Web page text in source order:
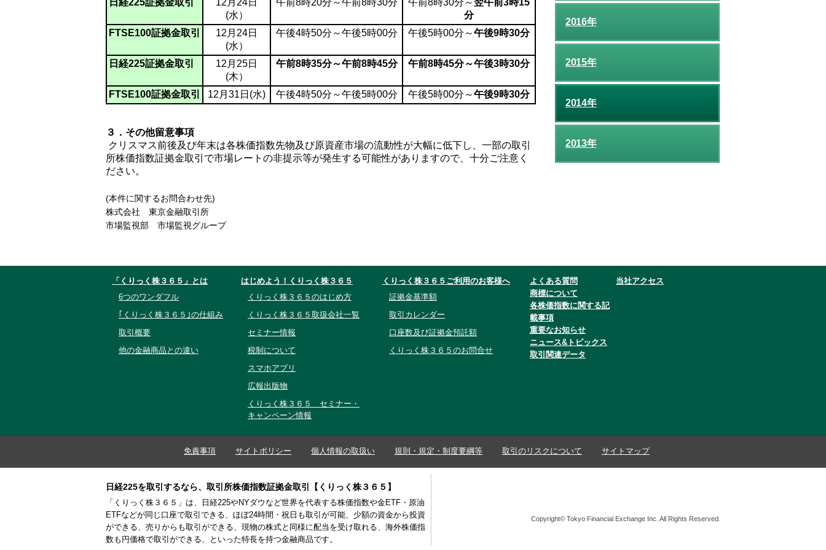
日経225証拠金取引
12月24日
(水）
午前8時20分～午前8時30分 午前8時30分～翌午前3時15
分
FTSE100証拠金取引
12月24日
(水）
午後4時50分～午後5時00分 午後5時00分～午後9時30分
日経225証拠金取引
12月25日
(木）
午前8時35分～午前8時45分 午前8時45分～午後3時30分
FTSE100証拠金取引 12月31日(水) 午後4時50分～午後5時00分 午後5時00分～午後9時30分
３．その他留意事項
クリスマス前後及び年末は各株価指数先物及び原資産市場の流動性が大幅に低下し、一部の取引
所株価指数証拠金取引で市場レートの非提示等が発生する可能性がありますので、十分ご注意く
ださい。
(本件に関するお問合わせ先)
株式会社 東京金融取引所
市場監視部 市場監視グループ
2016年
2015年
2014年
2013年
「くりっく株３６５」とは
6つのワンダフル
｢くりっく株３６５｣の仕組み
取引概要
他の金融商品との違い
はじめよう！くりっく株３６５
くりっく株３６５のはじめ方
くりっく株３６５取扱会社一覧
セミナー情報
税制について
スマホアプリ
広報出版物
くりっく株３６５ セミナー・
キャンペーン情報
くりっく株３６５ご利用のお客様へ
証拠金基準額
取引カレンダー
口座数及び証拠金預託額
くりっく株３６５のお問合せ
よくある質問
商標について
各株価指数に関する記
載事項
重要なお知らせ
ニュース&トピックス
取引関連データ
当社アクセス
免責事項 サイトポリシー 個人情報の取扱い 規則・規定・制度要綱等 取引のリスクについて サイトマップ
日経225を取引するなら、取引所株価指数証拠金取引【くりっく株３６５】
「くりっく株３６５」は、日経225やNYダウなど世界を代表する株価指数や金ETF・原油
ETFなどが同じ口座で取引できる、ほぼ24時間・祝日も取引が可能、少額の資金から投資
ができる、売りからも取引ができる、現物の株式と同様に配当を受け取れる、海外株価指
数も円価格で取引ができる、といった特長を持つ金融商品です。
Copyright© Tokyo Financial Exchange Inc. All Rights Reserved.